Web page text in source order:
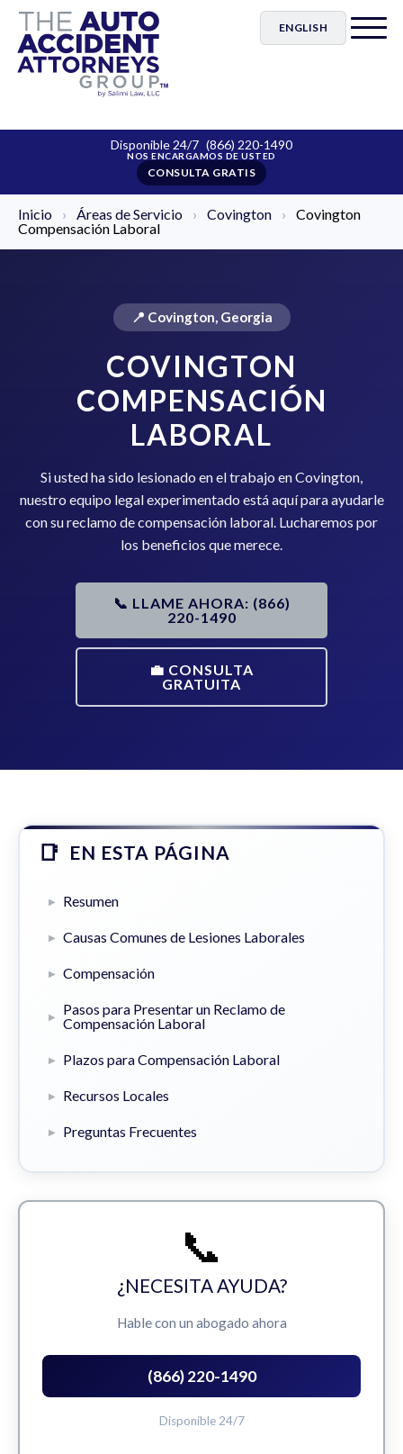
ENGLISH
Disponible 24/7 (866) 220-1490
CONSULTA GRATIS
Inicio › Áreas de Servicio › Covington ›
Covington
Compensación Laboral
📍 Covington, Georgia
COVINGTON
COMPENSACIÓN
LABORAL
Si usted ha sido lesionado en el trabajo en Covington,
nuestro equipo legal experimentado está aquí para ayudarle
con su reclamo de compensación laboral. Lucharemos por
los beneficios que merece.
📞 LLAME AHORA: (866)
220-1490
💼 CONSULTA
GRATUITA
EN ESTA PÁGINA
Resumen
Causas Comunes de Lesiones Laborales
Compensación
Pasos para Presentar un Reclamo de
Compensación Laboral
Plazos para Compensación Laboral
Recursos Locales
Preguntas Frecuentes
📞
¿NECESITA AYUDA?
Hable con un abogado ahora
(866) 220-1490
Disponible 24/7